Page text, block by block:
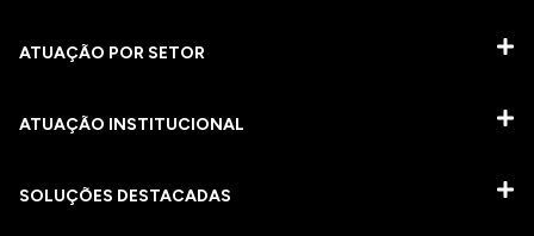
ATUAÇÃO POR SETOR
ATUAÇÃO INSTITUCIONAL
SOLUÇÕES DESTACADAS